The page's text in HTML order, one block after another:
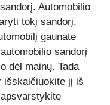
Automobilio
tokį sandorį,
gaunate
sandorį
dėl mainų. Tada
išskaičiuokite jį iš